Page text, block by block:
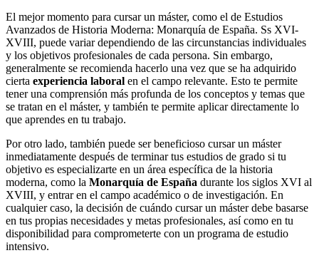
El mejor momento para cursar un máster, como el de Estudios
Avanzados de Historia Moderna: Monarquía de España. Ss XVI-
XVIII, puede variar dependiendo de las circunstancias individuales
y los objetivos profesionales de cada persona. Sin embargo,
generalmente se recomienda hacerlo una vez que se ha adquirido
cierta experiencia laboral en el campo relevante. Esto te permite
tener una comprensión más profunda de los conceptos y temas que
se tratan en el máster, y también te permite aplicar directamente lo
que aprendes en tu trabajo.
Por otro lado, también puede ser beneficioso cursar un máster
inmediatamente después de terminar tus estudios de grado si tu
objetivo es especializarte en un área específica de la historia
moderna, como la Monarquía de España durante los siglos XVI al
XVIII, y entrar en el campo académico o de investigación. En
cualquier caso, la decisión de cuándo cursar un máster debe basarse
en tus propias necesidades y metas profesionales, así como en tu
disponibilidad para comprometerte con un programa de estudio
intensivo.